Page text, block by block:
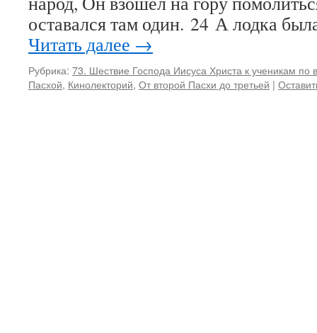
оставался там один. 24 А лодка
Читать далее →
Рубрика: 73. Шествие Господа Иисуса Христа к ученикам по
Пасхой, Кинолекторий, От второй Пасхи до третьей |